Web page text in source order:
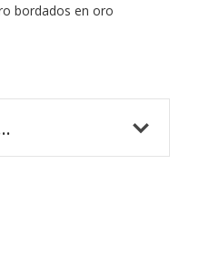
bordados en oro